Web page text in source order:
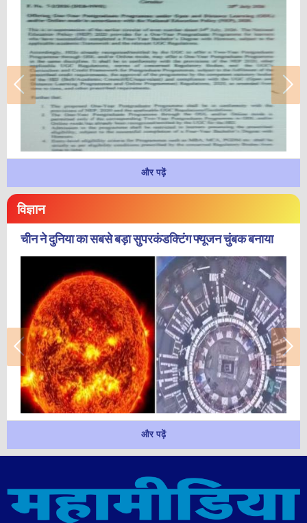
और पढ़ें
विज्ञान
चीन ने दुनिया का सबसे बड़ा सुपरकंडक्टिंग फ्यूजन चुंबक बनाया
और पढ़ें